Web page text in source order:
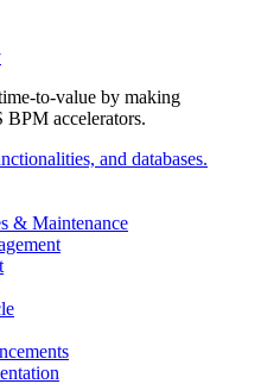
and databases.
& Maintenance